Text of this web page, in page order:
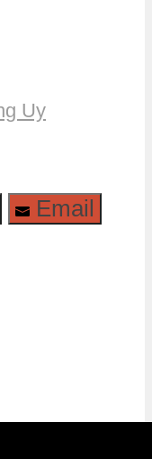
Uy
Email